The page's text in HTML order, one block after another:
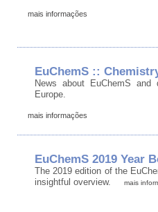
mais informações
EuChemS ::
News about EuChemS
Europe.
mais informações
EuChemS 2019 Year
The 2019 edition of the
insightful overview.
mais